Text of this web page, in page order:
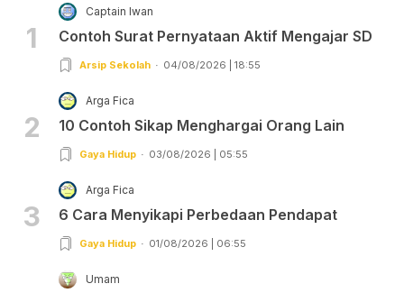
1
Captain Iwan
Contoh Surat Pernyataan Aktif Mengajar SD
Arsip Sekolah 04/08/2026 | 18:55
2
Arga Fica
10 Contoh Sikap Menghargai Orang Lain
Gaya Hidup 03/08/2026 | 05:55
3
Arga Fica
6 Cara Menyikapi Perbedaan Pendapat
Gaya Hidup 01/08/2026 | 06:55
Umam